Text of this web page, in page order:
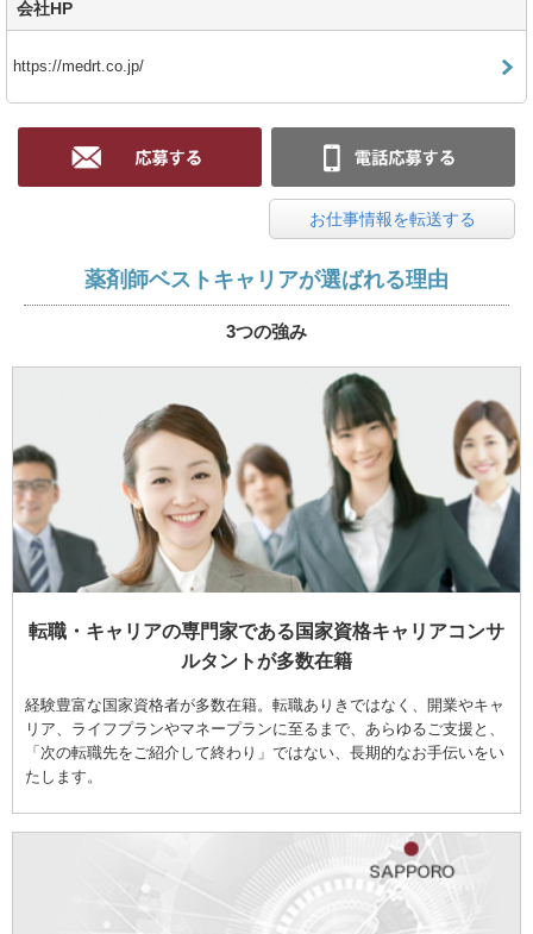
会社HP
https://medrt.co.jp/
お仕事情報を転送する
薬剤師ベストキャリアが選ばれる理由
3つの強み
転職・キャリアの専門家である国家資格キャリアコンサ
ルタントが多数在籍
経験豊富な国家資格者が多数在籍。転職ありきではなく、開業やキャ
リア、ライフプランやマネープランに至るまで、あらゆるご支援と、
「次の転職先をご紹介して終わり」ではない、長期的なお手伝いをい
たします。